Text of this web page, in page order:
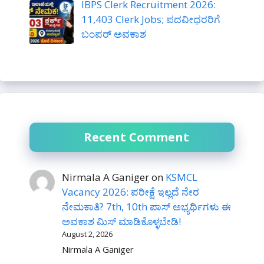
IBPS Clerk Recruitment 2026:
11,403 Clerk Jobs; ಪದವೀಧರರಿಗೆ
ಬಂಪರ್ ಅವಕಾಶ
Recent Comment
Nirmala A Ganigeron KSMCL
Vacancy 2026: ಪರೀಕ್ಷೆ ಇಲ್ಲದೆ ನೇರ
ನೇಮಕಾತಿ? 7th, 10th ಪಾಸ್ ಅಭ್ಯರ್ಥಿಗಳು ಈ
ಅವಕಾಶ ಮಿಸ್ ಮಾಡಿಕೊಳ್ಳಬೇಡಿ!
August 2, 2026
Nirmala A Ganiger